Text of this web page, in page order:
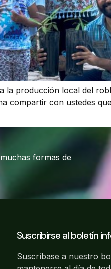
la producción local del
compartir con ustedes
formas de
Suscribirse al boletín
Suscríbase a nuestro